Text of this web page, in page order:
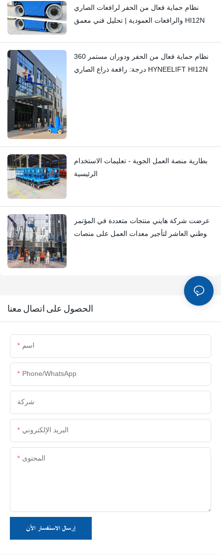
نظام حماية فعال من الحفر لرافعات الصاري
والرافعات العمودية | تحليل فني معمق HI12N
نظام حماية فعال من الحفر ودوران مستمر 360
درجة: رافعة ذراع الصاري HYNEELIFT HI12N
بطارية منصة العمل الجوية - تعليمات الاستخدام
الرئيسية
عرضت شركة هايني منتجات متعددة في المؤتمر
الوطني العاشر لتأجير معدات العمل على منصات
الحصول على اتصال معنا
اسم
Phone/whatsApp
شركة
البريد الإلكتروني
المحتوى
إرسال الاستفسار الآن